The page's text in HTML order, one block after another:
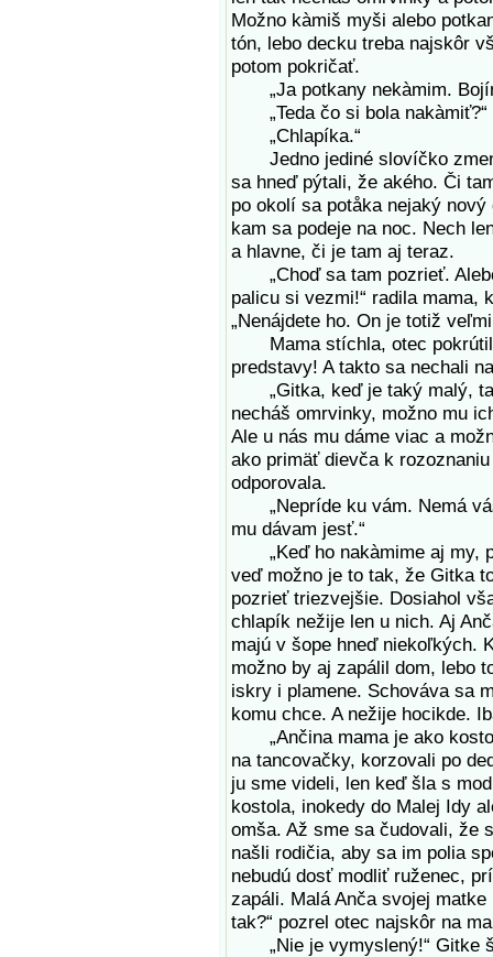
Možno kàmiš myši alebo
tón, lebo decku treba najskôr
potom pokričať.
„Ja potkany nekàmim.
„Teda čo si bola nakàmiť?“
„Chlapíka.“
Jedno jediné slovíčko
sa hneď pýtali, že akého. Či
po okolí sa potåka nejaký
kam sa podeje na noc. Nech
a hlavne, či je tam aj teraz.
„Choď sa tam pozrieť.
palicu si vezmi!“ radila mama,
„Nenájdete ho. On je totiž
Mama stíchla, otec pokrútil
predstavy! A takto sa nechali
„Gitka, keď je taký malý,
necháš omrvinky, možno mu
Ale u nás mu dáme viac a
ako primäť dievča k
odporovala.
„Nepríde ku vám. Nemá
mu dávam jesť.“
„Keď ho nakàmime aj my,
veď možno je to tak, že Gitka
pozrieť triezvejšie. Dosiahol
chlapík nežije len u nich. Aj
majú v šope hneď niekoľkých.
možno by aj zapálil dom, lebo
iskry i plamene. Schováva sa
komu chce. A nežije hocikde.
„Ančina mama je ako
na tancovačky, korzovali po
ju sme videli, len keď šla s
kostola, inokedy do Malej Idy
omša. Až sme sa čudovali, že
našli rodičia, aby sa im polia
nebudú dosť modliť ruženec,
zapáli. Malá Anča svojej
tak?“ pozrel otec najskôr na
„Nie je vymyslený!“ Gitke